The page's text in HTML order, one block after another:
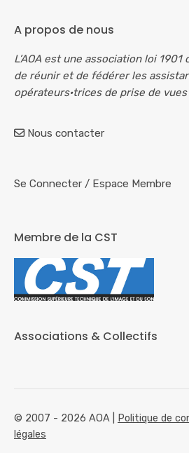
A propos de nous
L’AOA est une association loi 1901
de réunir et de fédérer les
opérateurs·trices de prise de vues
Nous contacter
Se Connecter / Espace Membre
Membre de la CST
Associations & Collectifs
© 2007 - 2026 AOA | Politique de
légales